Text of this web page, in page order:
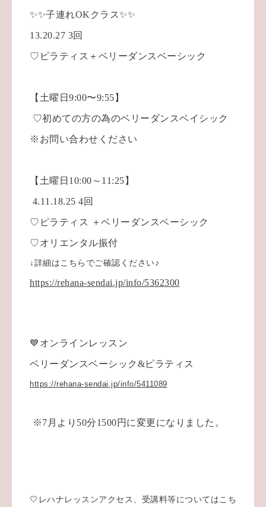
✨✨子連れOKクラス✨✨
13.20.27 3回
♡ピラティス＋ベリーダンスベーシック
【土曜日9:00〜9:55】
♡初めての方の為のベリーダンスベイシック
※お問い合わせください
【土曜日10:00～11:25】
4.11.18.25 4回
♡ピラティス ＋ベリーダンスベーシック
♡オリエンタル振付
↓詳細はこちらでご確認ください♪
https://rehana-sendai.jp/info/5362300
💙オンラインレッスン
ベリーダンスベーシック&ピラティス
https://rehana-sendai.jp/info/5411089
※7月より50分1500円に変更になりました。
🤍レハナレッスンアクセス、受講料等についてはこち